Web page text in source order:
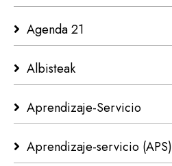
Agenda 21
Albisteak
Aprendizaje-Servicio
Aprendizaje-servicio (APS)